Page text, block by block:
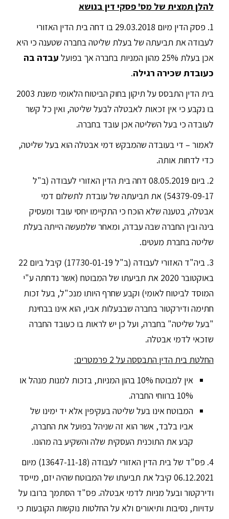
להלן תמצית של מס' פסקי דין בנושא
1. פסק הדין מיום 29.03.2018 בו דחה בית הדין האזורי
לעבודה את תביעתה של בעלת שליטה בחברה שטענה כי היא
אכן בעלת 25% מהון המניות בחברה אך בפועל
עבדה בה
כעובדת שכירה רגילה.
בית הדין התבסס על תיקון בחוק הביטוח הלאומי משנת 2003
בו נקבע כי אין זכאות לאבטלה לבעל שליטה, ואין כל קשר
לעובדה כי בעל השליטה אכן עובד בחברה.
לאמור – די בעובדה שהמבקש דמי אבטלה הוא בעל שליטה,
כדי לדחות אותה.
2. ביום 08.05.2019 דחה בית הדין האזורי לעבודה (ב"ל
54379-09-17) את תביעתה של עובדת לתשלום דמי
אבטלה, בטענה שלא הוכח כי התקיימו יחסי עובד ומעסיק
בינה ובין החברה שבה עבדה, ומאחר שלמעשה הייתה בעלת
שליטה בחברת מעטים.
3. ביה"ד האזורי לעבודה (ב"ל 17730-01-19) קיבל ביום 22
באוקטובר 2020 את תביעתו של המבוטח (אשר נדחתה ע"י
המוסד לביטוח לאומי) וקבע שחרף היותו מנכ"ל, בעל זכות
חתימה ודירקטור בחברה שבבעלות אביו, הוא אינו בבחינת
"בעל שליטה" בחברה, ועל כן יש לראות בו כעובד החברה
שזכאי לדמי אבטלה.
החלטת בית הדין התבססה על 2 פרמטרים:
אין למבוטח 10% בהון המניות, בזכות למנות מנהל או
10% ברווחי החברה.
המבוטח אינו בעל שליטה בעקיפין אלא יד ימינו של
אביו בלבד, אשר הוא זה שניהל בפועל את החברה,
קבע את התוכנית העסקית שלה והשקיע בה מהונו.
4. פס"ד של בית הדין האזורי לעבודה (13647-11-18) מיום
06.12.2021 קיבל את תביעתו של המבוטח שהיה יזם, מייסד
ודירקטור ובעל מניות לדמי אבטלה. פס"ד הסתמך ברובו על
עדויות, נסיבות ותיאורים ולא על החלטות נוקשות הקובעות כי